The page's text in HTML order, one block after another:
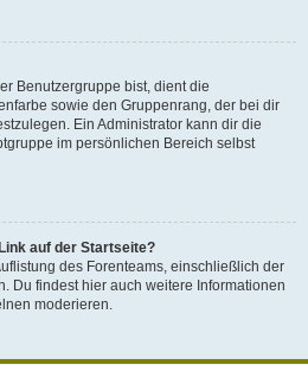
Benutzergruppe bist, dient die
sowie den Gruppenrang, der bei dir
Ein Administrator kann dir die
im persönlichen Bereich selbst
auf der Startseite?
des Forenteams, einschließlich der
Du findest hier auch weitere Informationen
moderieren.